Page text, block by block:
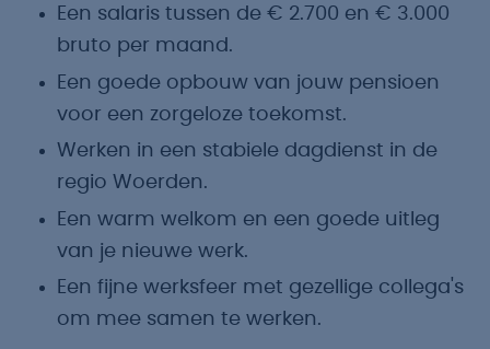
Een salaris tussen de € 2.700 en € 3.000
bruto per maand.
Een goede opbouw van jouw pensioen
voor een zorgeloze toekomst.
Werken in een stabiele dagdienst in de
regio Woerden.
Een warm welkom en een goede uitleg
van je nieuwe werk.
Een fijne werksfeer met gezellige collega's
om mee samen te werken.